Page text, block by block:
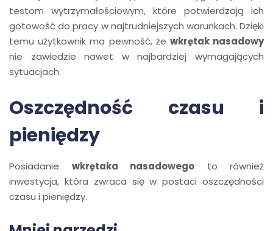
testom wytrzymałościowym, które potwierdzają ich
gotowość do pracy w najtrudniejszych warunkach. Dzięki
temu użytkownik ma pewność, że wkrętak nasadowy
nie zawiedzie nawet w najbardziej wymagających
sytuacjach.
Oszczędność czasu i
pieniędzy
Posiadanie wkrętaka nasadowego to również
inwestycja, która zwraca się w postaci oszczędności
czasu i pieniędzy.